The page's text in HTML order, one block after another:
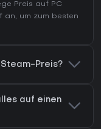
Preis auf PC
an, um zum besten
Preis?
auf einen